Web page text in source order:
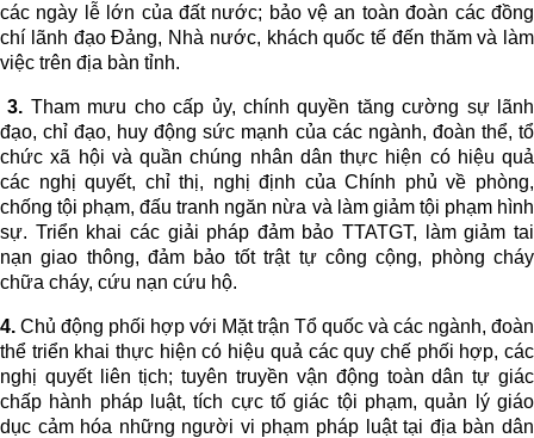
các ngày lễ lớn của đất nước; bảo vệ an toàn đoàn các đồng
chí lãnh đạo Đảng, Nhà nước, khách quốc tế đến thăm và làm
việc trên địa bàn tỉnh.
3. Tham mưu cho cấp ủy, chính quyền tăng cường sự lãnh
đạo, chỉ đạo, huy động sức mạnh của các ngành, đoàn thể, tổ
chức xã hội và quần chúng nhân dân thực hiện có hiệu quả
các nghị quyết, chỉ thị, nghị định của Chính phủ về phòng,
chống tội phạm, đấu tranh ngăn nừa và làm giảm tội phạm hình
sự. Triển khai các giải pháp đảm bảo TTATGT, làm giảm tai
nạn giao thông, đảm bảo tốt trật tự công cộng, phòng cháy
chữa cháy, cứu nạn cứu hộ.
4. Chủ động phối hợp với Mặt trận Tổ quốc và các ngành, đoàn
thể triển khai thực hiện có hiệu quả các quy chế phối hợp, các
nghị quyết liên tịch; tuyên truyền vận động toàn dân tự giác
chấp hành pháp luật, tích cực tố giác tội phạm, quản lý giáo
dục cảm hóa những người vi phạm pháp luật tại địa bàn dân